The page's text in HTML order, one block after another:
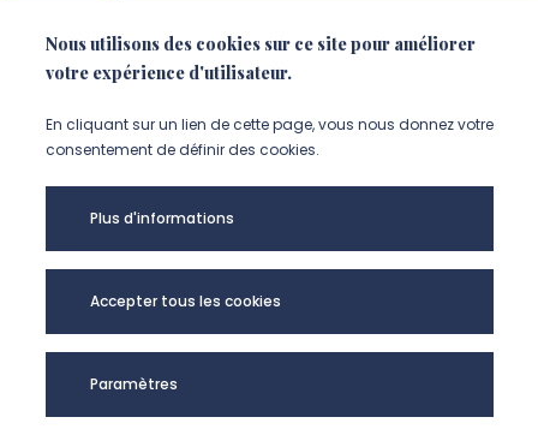
NOUS SUIVRE
Suivez-nous sur instagram
Suivez-nous sur linkedin
Suivez-nous sur
Université de Picardie Jules Verne -
@Copyright 2024
Mentions légales
Accessibilité
Nous utilisons des cookies sur ce site pour améliorer
votre expérience d'utilisateur.
En cliquant sur un lien de cette page, vous nous donnez votre
consentement de définir des cookies.
Plus d'informations
Accepter tous les cookies
Paramètres